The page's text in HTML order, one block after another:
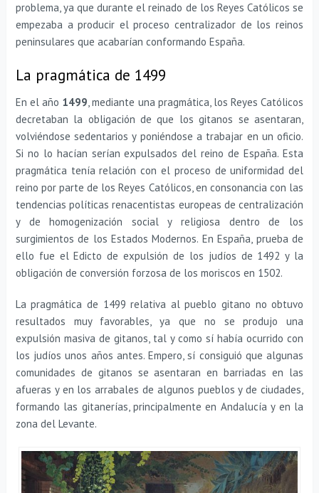
problema, ya que durante el reinado de los Reyes Católicos se
empezaba a producir el proceso centralizador de los reinos
peninsulares que acabarían conformando España.
La pragmática de 1499
En el año 1499, mediante una pragmática, los Reyes Católicos
decretaban la obligación de que los gitanos se asentaran,
volviéndose sedentarios y poniéndose a trabajar en un oficio.
Si no lo hacían serían expulsados del reino de España. Esta
pragmática tenía relación con el proceso de uniformidad del
reino por parte de los Reyes Católicos, en consonancia con las
tendencias políticas renacentistas europeas de centralización
y de homogenización social y religiosa dentro de los
surgimientos de los Estados Modernos. En España, prueba de
ello fue el Edicto de expulsión de los judíos de 1492 y la
obligación de conversión forzosa de los moriscos en 1502.
La pragmática de 1499 relativa al pueblo gitano no obtuvo
resultados muy favorables, ya que no se produjo una
expulsión masiva de gitanos, tal y como sí había ocurrido con
los judíos unos años antes. Empero, sí consiguió que algunas
comunidades de gitanos se asentaran en barriadas en las
afueras y en los arrabales de algunos pueblos y de ciudades,
formando las gitanerías, principalmente en Andalucía y en la
zona del Levante.